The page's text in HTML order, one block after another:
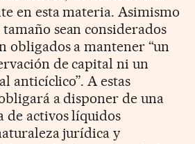
en esta materia. Asimismo
sean considerados
obligados a mantener “un
de capital ni un
anticíclico”. A estas
a disponer de una
activos líquidos
jurídica y